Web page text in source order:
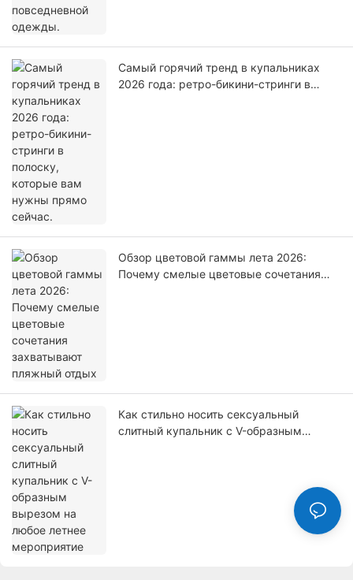
Самый горячий тренд в купальниках
2026 года: ретро-бикини-стринги в
Обзор цветовой гаммы лета 2026:
Почему смелые цветовые сочетания
Как стильно носить сексуальный
слитный купальник с V-образным